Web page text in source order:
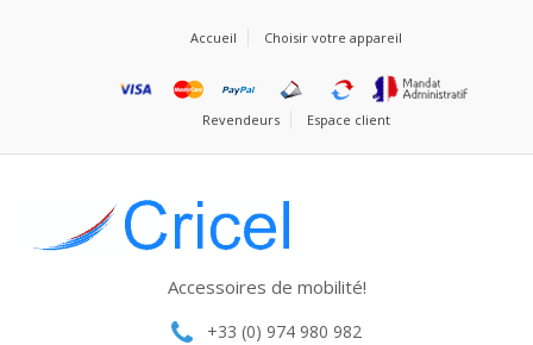
Accueil Choisir votre appareil
Revendeurs Espace client
Accessoires de mobilité!
+33 (0) 974 980 982